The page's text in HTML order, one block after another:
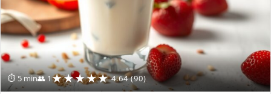
⏱ 5 min👥 1★★★★★ 4.64 (90)